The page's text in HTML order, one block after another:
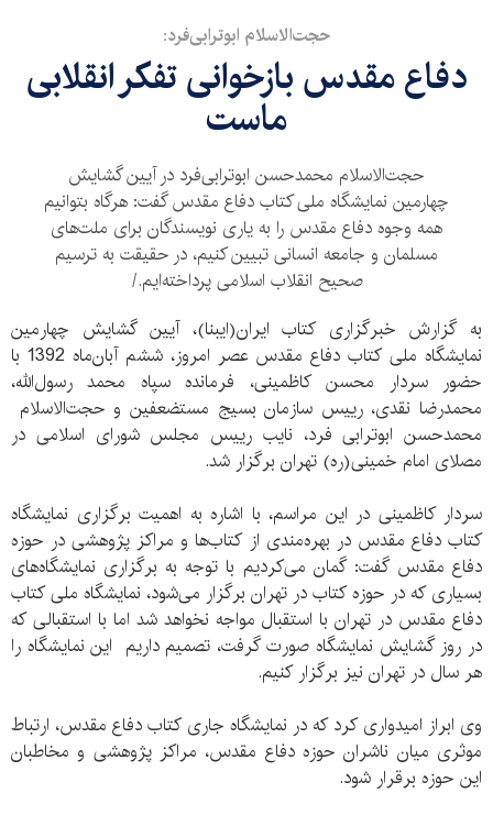
حجت‌الاسلام ابوترابی‌فرد:
دفاع مقدس بازخوانی تفکر انقلابی
ماست
حجت‌الاسلام محمدحسن ابوترابی‌فرد در آیین گشایش
چهارمین نمایشگاه ملی کتاب دفاع مقدس گفت: هرگاه بتوانیم
همه وجوه دفاع مقدس را به یاری نویسندگان برای ملت‌های
مسلمان و جامعه انسانی تبیین کنیم، در حقیقت به ترسیم
صحیح انقلاب اسلامی پرداخته‌ایم./
به گزارش خبرگزاری کتاب ایران(ایبنا)، آیین گشایش چهارمین
نمایشگاه ملی کتاب دفاع مقدس عصر امروز، ششم آبان‌ماه 1392 با
حضور سردار محسن کاظمینی، فرمانده سپاه محمد رسول‌الله،
محمدرضا نقدی، رییس سازمان بسیج مستضعفین و حجت‌الاسلام
محمدحسن ابوترابی فرد، نایب رییس مجلس شورای اسلامی در
مصلای امام خمینی(ره) تهران برگزار شد.
سردار کاظمینی در این مراسم، با اشاره به اهمیت برگزاری نمایشگاه
کتاب دفاع مقدس در بهره‌مندی از کتاب‌ها و مراکز پژوهشی در حوزه
دفاع مقدس گفت: گمان می‌کردیم با توجه به برگزاری نمایشگاه‌های
بسیاری که در حوزه کتاب در تهران برگزار می‌شود، نمایشگاه ملی کتاب
دفاع مقدس در تهران با استقبال مواجه نخواهد شد اما با استقبالی که
در روز گشایش نمایشگاه صورت گرفت، تصمیم داریم این نمایشگاه را
هر سال در تهران نیز برگزار کنیم.
وی ابراز امیدواری کرد که در نمایشگاه جاری کتاب دفاع مقدس، ارتباط
موثری میان ناشران حوزه دفاع مقدس، مراکز پژوهشی و مخاطبان
این حوزه برقرار شود.